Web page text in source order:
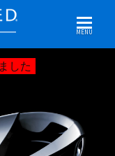
MENU
した